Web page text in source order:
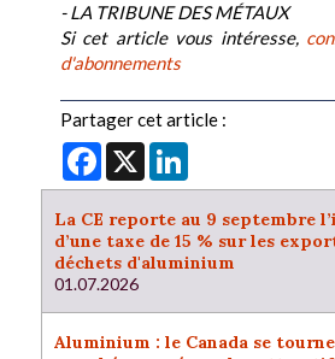
- LA TRIBUNE DES MÉTAUX
Si cet article vous intéresse,
d'abonnements
Partager cet article :
Facebook
X
La CE reporte au 9 septembre
d’une taxe de 15 % sur les
déchets d'aluminium
01.07.2026
Aluminium : le Canada se